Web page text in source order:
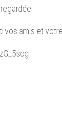
vos amis et